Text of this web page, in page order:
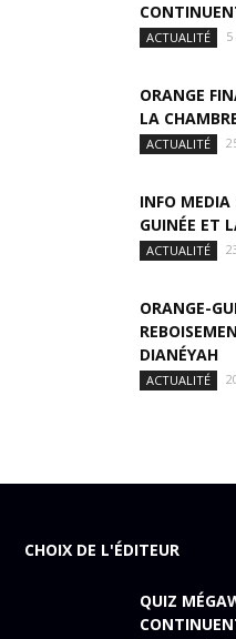
ACTUALITÉ
ORANGE
LA
ACTUALITÉ
INFO MEDIA
GUINÉE ET
ACTUALITÉ
ORANGE-
DIANÉYAH
ACTUALITÉ
CHOIX DE L'ÉDITEUR
QUIZ